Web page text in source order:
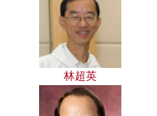
林超英